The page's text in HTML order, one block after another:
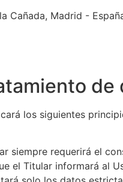
Cañada, Madrid -
de
los siguientes
siempre requerirá el
el Titular informará al